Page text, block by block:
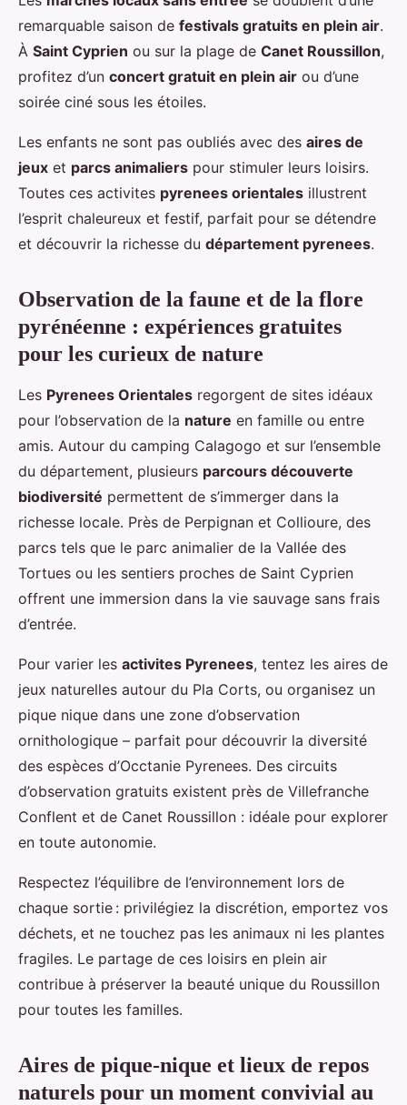
remarquable saison de festivals gratuits en plein air.
À Saint Cyprien ou sur la plage de Canet Roussillon,
profitez d’un concert gratuit en plein air ou d’une
soirée ciné sous les étoiles.
Les enfants ne sont pas oubliés avec des aires de
jeux et parcs animaliers pour stimuler leurs loisirs.
Toutes ces activites pyrenees orientales illustrent
l’esprit chaleureux et festif, parfait pour se détendre
et découvrir la richesse du département pyrenees.
Observation de la faune et de la flore
pyrénéenne : expériences gratuites
pour les curieux de nature
Les Pyrenees Orientales regorgent de sites idéaux
pour l’observation de la nature en famille ou entre
amis. Autour du camping Calagogo et sur l’ensemble
du département, plusieurs parcours découverte
biodiversité permettent de s’immerger dans la
richesse locale. Près de Perpignan et Collioure, des
parcs tels que le parc animalier de la Vallée des
Tortues ou les sentiers proches de Saint Cyprien
offrent une immersion dans la vie sauvage sans frais
d’entrée.
Pour varier les activites Pyrenees, tentez les aires de
jeux naturelles autour du Pla Corts, ou organisez un
pique nique dans une zone d’observation
ornithologique – parfait pour découvrir la diversité
des espèces d’Occtanie Pyrenees. Des circuits
d’observation gratuits existent près de Villefranche
Conflent et de Canet Roussillon : idéale pour explorer
en toute autonomie.
Respectez l’équilibre de l’environnement lors de
chaque sortie : privilégiez la discrétion, emportez vos
déchets, et ne touchez pas les animaux ni les plantes
fragiles. Le partage de ces loisirs en plein air
contribue à préserver la beauté unique du Roussillon
pour toutes les familles.
Aires de pique-nique et lieux de repos
naturels pour un moment convivial au